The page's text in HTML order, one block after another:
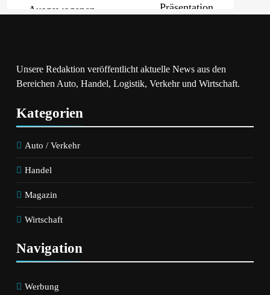
Ausgewogenen
Präsentation
PKV-Vertrieb
Im Wandel:
JP Consulting
GmbH Keine
Verteilt
Febreze Bringt
Erfrischer Auf Den
Unsere Redaktion veröffentlicht aktuelle News aus den
Bereichen Auto, Handel, Logistik, Verkehr und Wirtschaft.
Kategorien
Auto / Verkehr
Handel
Magazin
Wirtschaft
Navigation
Werbung